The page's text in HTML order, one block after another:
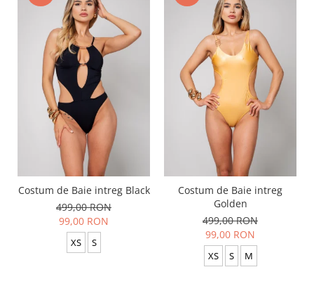
Costum de Baie intreg Black
499,00 RON
99,00 RON
XS S
Costum de Baie intreg
Golden
499,00 RON
99,00 RON
XS S M